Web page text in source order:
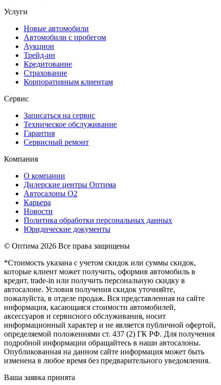
Услуги
Новые автомобили
Автомобили с пробегом
Аукцион
Трейд-ин
Кредитование
Страхование
Корпоративным клиентам
Сервис
Записаться на сервис
Техническое обслуживание
Гарантия
Сервисный ремонт
Компания
О компании
Дилерские центры Оптима
Автосалоны О2
Карьера
Новости
Политика обработки персональных данных
Юридические документы
© Оптима 2026 Все права защищены
*Стоимость указана с учетом скидок или суммы скидок,
которые клиент может получить, оформив автомобиль в
кредит, trade-in или получить персональную скидку в
автосалоне. Условия получения скидок уточняйте,
пожалуйста, в отделе продаж. Вся представленная на сайте
информация, касающаяся стоимости автомобилей,
аксессуаров и сервисного обслуживания, носит
информационный характер и не является публичной офертой,
определяемой положениями ст. 437 (2) ГК РФ. Для получения
подробной информации обращайтесь в наши автосалоны.
Опубликованная на данном сайте информация может быть
изменена в любое время без предварительного уведомления.
Ваша заявка принята